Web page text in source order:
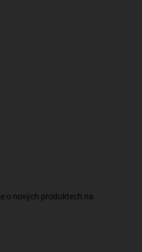
o nových produktech na